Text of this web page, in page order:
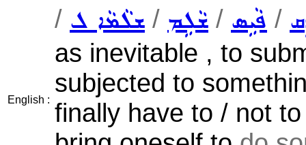
English :
/ ܫܠܵܡܵܐ ܠ / ܫܵܠܹܡ / ܦܵܝܹܣ /
as inevitable , to
subjected to
finally have to / not